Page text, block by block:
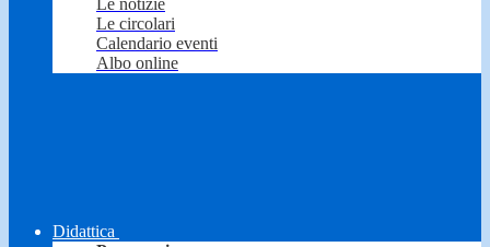
Le notizie
Le circolari
Calendario eventi
Albo online
Didattica